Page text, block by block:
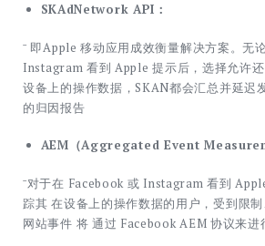
SKAdNetwork API：
ˉ 即Apple 移动应用成效衡量解决方案。无
Instagram 看到 Apple 提示后，选择允许
设备上的操作数据，SKAN都会汇总并延迟
的归因报告
AEM（Aggregated Event
ˉ对于在 Facebook 或 Instagram 看到
踪其 在设备上的操作数据的用户，受到限
网站事件 将 通过 Facebook AEM 协议来进